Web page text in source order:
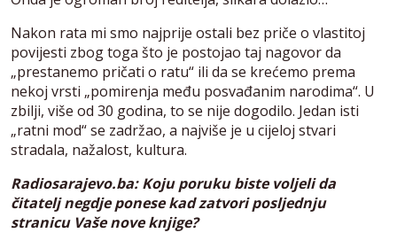
Nakon rata mi smo najprije ostali bez priče o vlastitoj
povijesti zbog toga što je postojao taj nagovor da
„prestanemo pričati o ratu“ ili da se krećemo prema
nekoj vrsti „pomirenja među posvađanim narodima“. U
zbilji, više od 30 godina, to se nije dogodilo. Jedan isti
„ratni mod“ se zadržao, a najviše je u cijeloj stvari
stradala, nažalost, kultura.
Radiosarajevo.ba: Koju poruku biste voljeli da
čitatelj negdje ponese kad zatvori posljednju
stranicu Vaše nove knjige?